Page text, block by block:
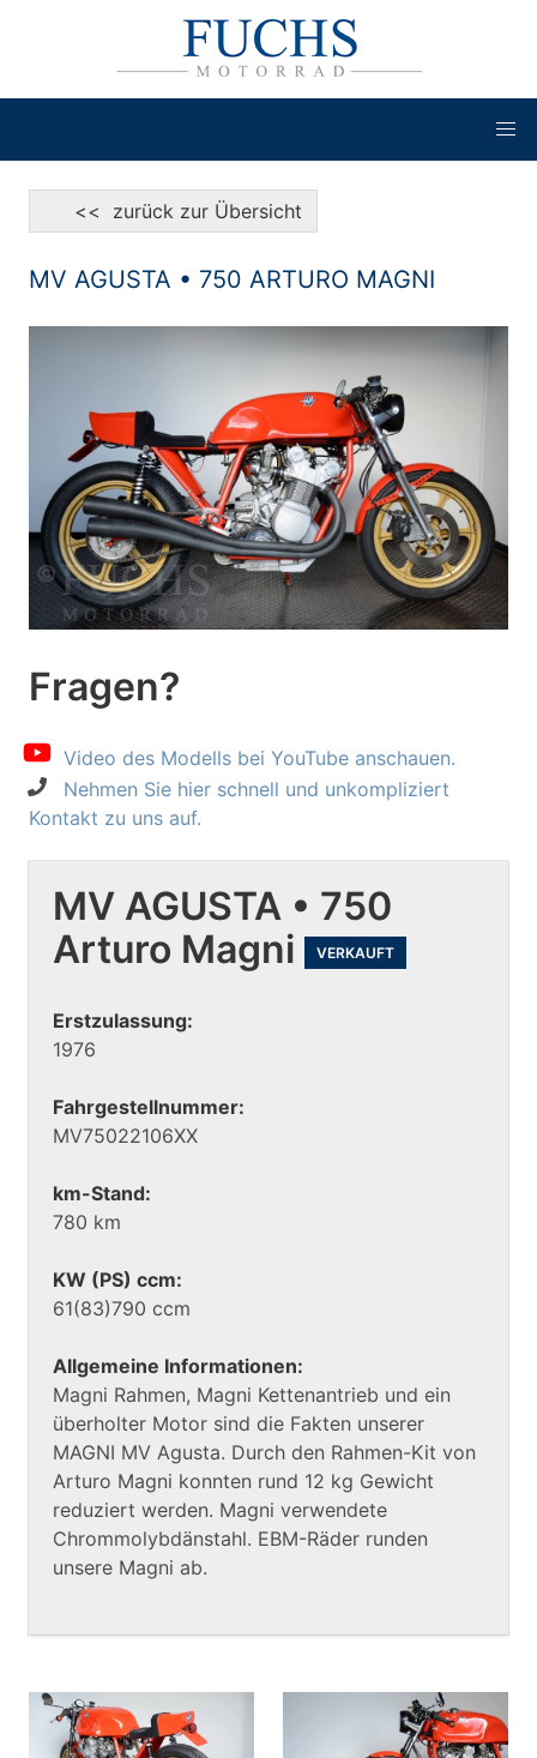
<< zurück zur Übersicht
MV AGUSTA • 750 ARTURO MAGNI
Fragen?
Video des Modells bei YouTube anschauen.
Nehmen Sie hier schnell und unkompliziert
Kontakt zu uns auf.
MV AGUSTA • 750
Arturo Magni
VERKAUFT
Erstzulassung:
1976
Fahrgestellnummer:
MV75022106XX
km-Stand:
780 km
KW (PS) ccm:
61(83)790 ccm
Allgemeine Informationen:
Magni Rahmen, Magni Kettenantrieb und ein
überholter Motor sind die Fakten unserer
MAGNI MV Agusta. Durch den Rahmen-Kit von
Arturo Magni konnten rund 12 kg Gewicht
reduziert werden. Magni verwendete
Chrommolybdänstahl. EBM-Räder runden
unsere Magni ab.